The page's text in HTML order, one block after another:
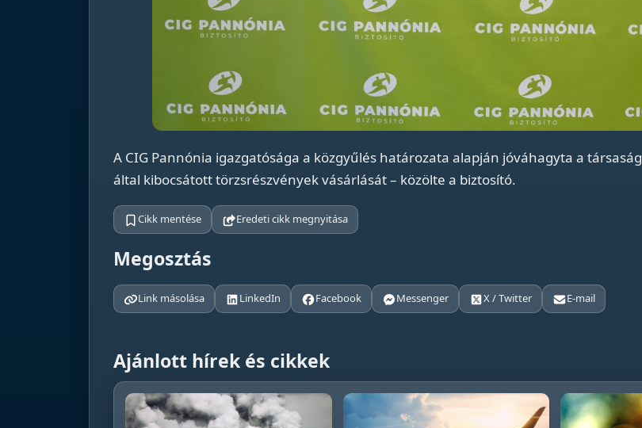
A CIG Pannónia igazgatósága a közgyűlés határozata alapján jóváhagyta a társaság
által kibocsátott törzsrészvények vásárlását – közölte a biztosító.
Cikk mentése Eredeti cikk megnyitása
Megosztás
Link másolása LinkedIn Facebook Messenger X / Twitter E-mail
Ajánlott hírek és cikkek